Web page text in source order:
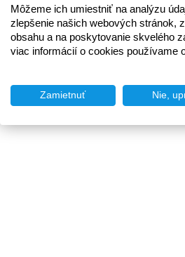
Môžeme ich umiestniť na analýzu
zlepšenie našich webových stránok,
obsahu a na poskytovanie skvelého
viac informácií o cookies používame
Zamietnuť Nie,